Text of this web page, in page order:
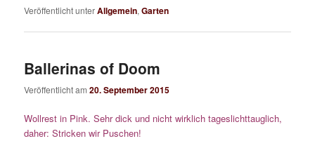
Veröffentlicht unterAllgemein,Garten
Ballerinas of Doom
Veröffentlicht am20. September 2015
Wollrest in Pink. Sehr dick und nicht wirklich tageslichttauglich,
daher: Stricken wir Puschen!